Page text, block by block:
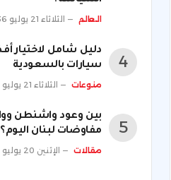
العالم الثلاثاء 21 يوليو 4:36 م
دليل شامل لاختيار
سيارات بالسعودية
منوعات الثلاثاء 21 يوليو 2:03 م
بين وعود واشنطن
مفاوضات لبنان اليوم؟
مقالات الإثنين 20 يوليو 4:43 م